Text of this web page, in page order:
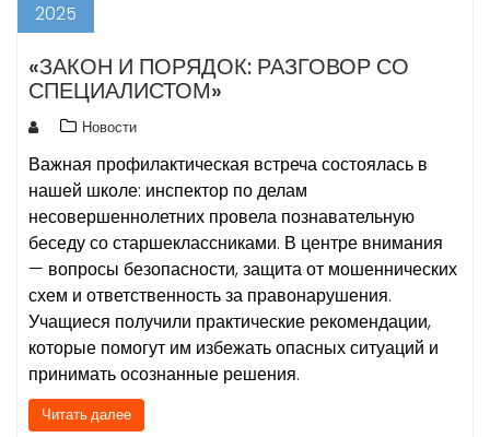
2025
«ЗАКОН И ПОРЯДОК: РАЗГОВОР СО
СПЕЦИАЛИСТОМ»
Новости
Важная профилактическая встреча состоялась в
нашей школе: инспектор по делам
несовершеннолетних провела познавательную
беседу со старшеклассниками. В центре внимания
— вопросы безопасности, защита от мошеннических
схем и ответственность за правонарушения.
Учащиеся получили практические рекомендации,
которые помогут им избежать опасных ситуаций и
принимать осознанные решения.
Читать далее